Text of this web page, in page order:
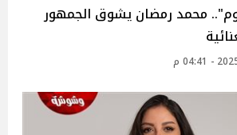
محمد رمضان يشوق الجمهور